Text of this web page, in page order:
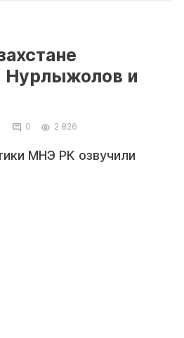
Нурлыжолов и
0 2 826
МНЭ РК озвучили